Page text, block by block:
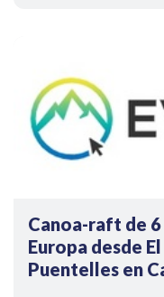
Canoa-raft de 6
Europa desde
Puentelles en